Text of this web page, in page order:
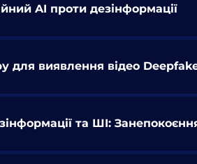
AI проти дезінформації
для виявлення відео
та ШІ: